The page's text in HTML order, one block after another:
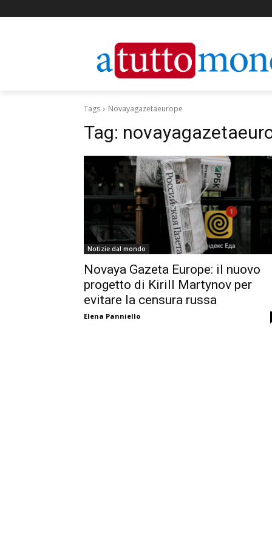
Tags Novayagazetaeurope
Tag:
Notizie dal mondo
Novaya Gazeta Europe: il nuovo
progetto di Kirill Martynov per
evitare la censura russa
Elena Panniello